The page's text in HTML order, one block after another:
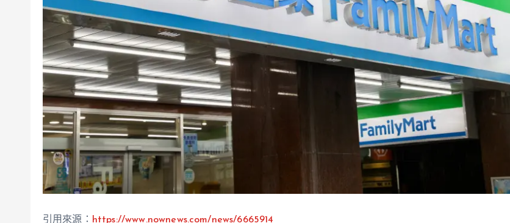
引用來源： https://www.nownews.com/news/6665914